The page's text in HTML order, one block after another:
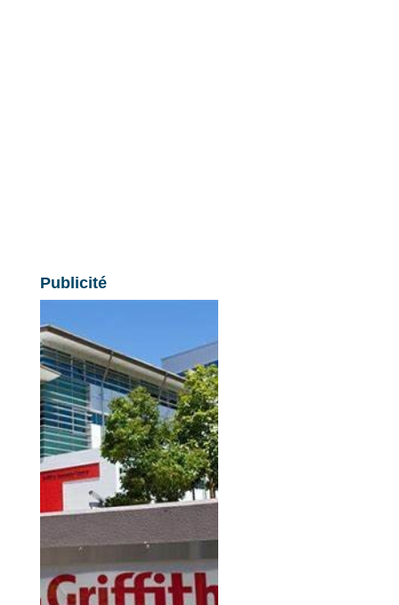
Publicité